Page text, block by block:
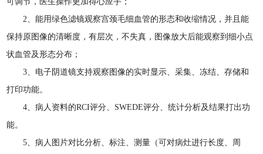
2、能用绿色滤镜观察宫颈毛细血管的形态和收缩情况，并且能
保持原图像的清晰度，有层次，不失真，图像放大后能观察到细小点
状血管及形态分布；
3、电子阴道镜支持观察图像的实时显示、采集、冻结、存储和
打印功能。
4、病人资料的RCI评分、SWEDE评分、统计分析及结果打出功
能。
5、病人图片对比分析、标注、测量（可对病灶进行长度、周